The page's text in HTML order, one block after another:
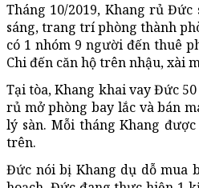
Tháng 10/2019, Khang rủ
sáng, trang trí phòng thành
có 1 nhóm 9 người đến thuê
Chi đến căn hộ trên nhậu, xài
Tại tòa, Khang khai vay Đức
rủ mở phòng bay lắc và bán
lý sàn. Mỗi tháng Khang
trên.
Đức nói bị Khang dụ dỗ mua